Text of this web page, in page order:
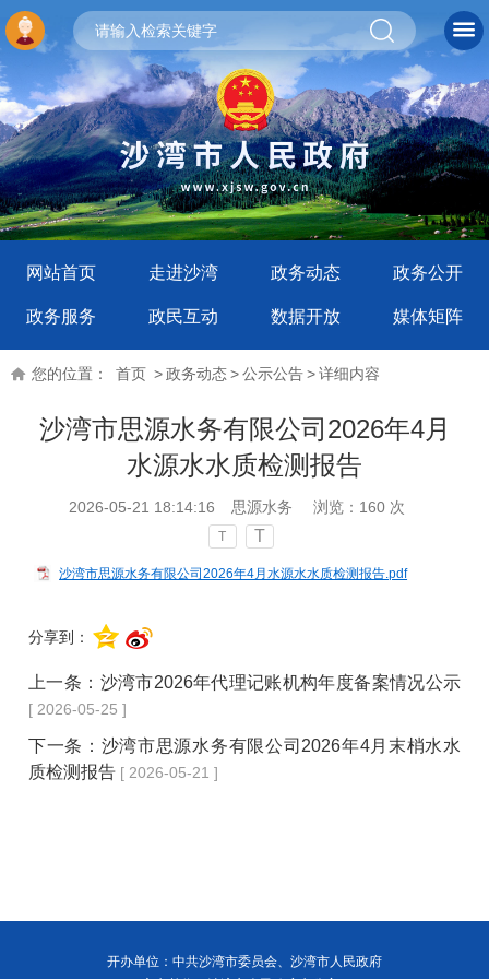
网站首页 走进沙湾 政务动态 政务公开
政务服务 政民互动 数据开放 媒体矩阵
您的位置： 首页 >政务动态>公示公告>详细内容
沙湾市思源水务有限公司2026年4月
水源水水质检测报告
2026-05-21 18:14:16 思源水务 浏览： 160次
T T
沙湾市思源水务有限公司2026年4月水源水水质检测报告.pdf
分享到：
上一条： 沙湾市2026年代理记账机构年度备案情况公示
[ 2026-05-25 ]
下一条： 沙湾市思源水务有限公司2026年4月末梢水水
质检测报告 [ 2026-05-21 ]
开办单位：中共沙湾市委员会、沙湾市人民政府